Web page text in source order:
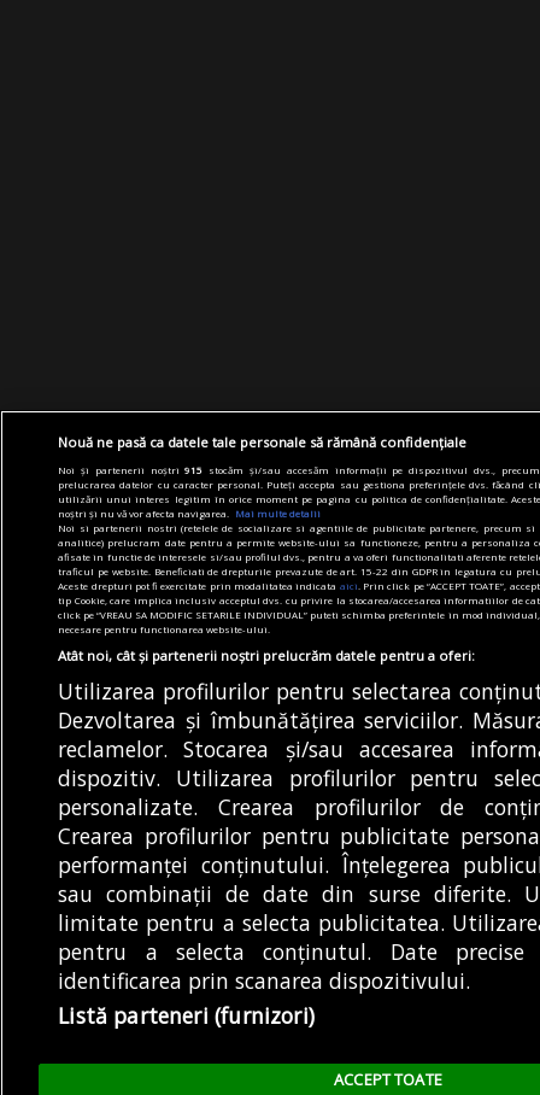
Nouă ne pasă ca datele tale personale să rămână confidențiale
Noi și partenerii noștri915 stocăm și/sau accesăm informații pe dispozitivul dvs.,
prelucrarea datelor cu caracter personal. Puteți accepta sau gestiona preferințele dvs. făcând
utilizării unui interes legitim în orice moment pe pagina cu politica de confidențialitate.
noștri și nu vă vor afecta navigarea.
Mai multe detalii
Noi si partenerii nostri (retelele de socializare si agentiile de publicitate partenere, precum
analitice) prelucram date pentru a permite website-ului sa functioneze, pentru a
afisate in functie de interesele si/sau profilul dvs., pentru a va oferi functionalitati aferente
traficul pe website. Beneficiati de drepturile prevazute de art. 15-22 din GDPR in legatura cu
Aceste drepturi pot fi exercitate prin modalitatea indicata aici . Prin click pe “ACCEPT TOATE”,
tip Cookie, care implica inclusiv acceptul dvs. cu privire la stocarea/accesarea informatiilor de
click pe “VREAU SA MODIFIC SETARILE INDIVIDUAL” puteti schimba preferintele in mod
necesare pentru functionarea website-ului.
Atât noi, cât și partenerii noștri prelucrăm datele pentru a oferi:
Utilizarea profilurilor pentru selectarea
Dezvoltarea și îmbunătățirea serviciilor.
reclamelor. Stocarea și/sau accesarea
dispozitiv. Utilizarea profilurilor pentru
personalizate. Crearea profilurilor de
Crearea profilurilor pentru publicitate
performanței conținutului. Înțelegerea
sau combinații de date din surse diferite.
limitate pentru a selecta publicitatea.
pentru a selecta conținutul. Date precise
identificarea prin scanarea dispozitivului.
Listă parteneri (furnizori)
ACCEPT TOATE